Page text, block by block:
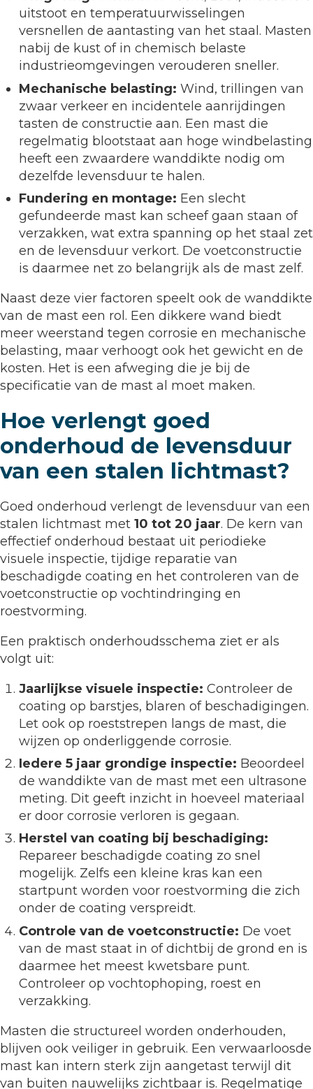
uitstoot en temperatuurwisselingen
versnellen de aantasting van het staal. Masten
nabij de kust of in chemisch belaste
industrieomgevingen verouderen sneller.
Mechanische belasting: Wind, trillingen van
zwaar verkeer en incidentele aanrijdingen
tasten de constructie aan. Een mast die
regelmatig blootstaat aan hoge windbelasting
heeft een zwaardere wanddikte nodig om
dezelfde levensduur te halen.
Fundering en montage: Een slecht
gefundeerde mast kan scheef gaan staan of
verzakken, wat extra spanning op het staal zet
en de levensduur verkort. De voetconstructie
is daarmee net zo belangrijk als de mast zelf.
Naast deze vier factoren speelt ook de wanddikte
van de mast een rol. Een dikkere wand biedt
meer weerstand tegen corrosie en mechanische
belasting, maar verhoogt ook het gewicht en de
kosten. Het is een afweging die je bij de
specificatie van de mast al moet maken.
Hoe verlengt goed
onderhoud de levensduur
van een stalen lichtmast?
Goed onderhoud verlengt de levensduur van een
stalen lichtmast met 10 tot 20 jaar. De kern van
effectief onderhoud bestaat uit periodieke
visuele inspectie, tijdige reparatie van
beschadigde coating en het controleren van de
voetconstructie op vochtindringing en
roestvorming.
Een praktisch onderhoudsschema ziet er als
volgt uit:
Jaarlijkse visuele inspectie: Controleer de
coating op barstjes, blaren of beschadigingen.
Let ook op roeststrepen langs de mast, die
wijzen op onderliggende corrosie.
Iedere 5 jaar grondige inspectie: Beoordeel
de wanddikte van de mast met een ultrasone
meting. Dit geeft inzicht in hoeveel materiaal
er door corrosie verloren is gegaan.
Herstel van coating bij beschadiging:
Repareer beschadigde coating zo snel
mogelijk. Zelfs een kleine kras kan een
startpunt worden voor roestvorming die zich
onder de coating verspreidt.
Controle van de voetconstructie: De voet
van de mast staat in of dichtbij de grond en is
daarmee het meest kwetsbare punt.
Controleer op vochtophoping, roest en
verzakking.
Masten die structureel worden onderhouden,
blijven ook veiliger in gebruik. Een verwaarloosde
mast kan intern sterk zijn aangetast terwijl dit
van buiten nauwelijks zichtbaar is. Regelmatige